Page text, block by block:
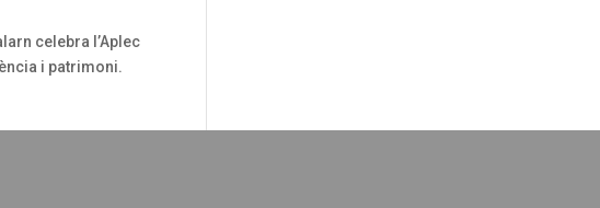
celebra l’Aplec
i patrimoni.